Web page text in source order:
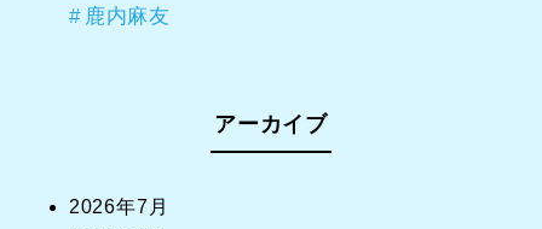
鹿内麻友
アーカイブ
2026年7月